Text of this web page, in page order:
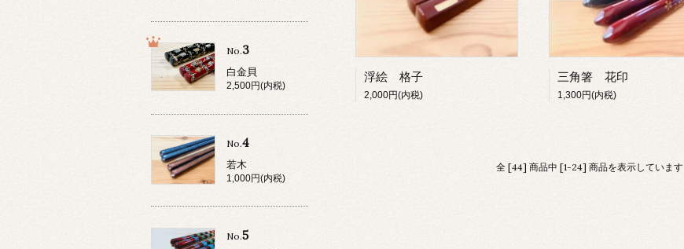
浮絵 格子
2,000円(内税)
三角箸 花印
1,300円(内税)
全 [44] 商品中 [1-24] 商品を表示しています
No.3
白金貝
2,500円(内税)
No.4
若木
1,000円(内税)
No.5